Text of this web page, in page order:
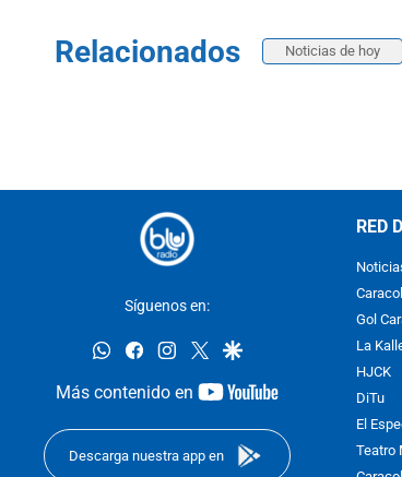
Relacionados Noticias de hoy
Síguenos en:
whatsappfacebookinstagram
twittergoogle
Más contenido en
youtube-
Descarga nuestra app en
RED
Gol
La
HJCK
DiTu
El
Teatro